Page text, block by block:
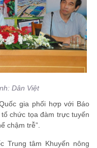
Dân Việt
gia phối hợp với Báo
chức tọa đàm trực tuyến
chậm trễ”.
Trung tâm Khuyến nông